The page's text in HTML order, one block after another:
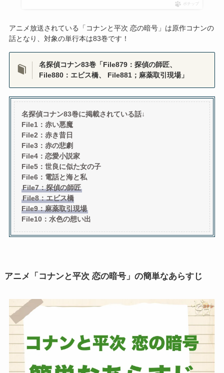
ポチップ
アニメ放送されている「コナンと平次 恋の暗号」は原作コナンの
話となり、対象の単行本は83巻です！
名探偵コナン83巻「File879：探偵の師匠、
File880：エビス橋、 File881；麻薬取引現場」
名探偵コナン83巻に掲載されている話↓
File1：赤い悪魔
File2：赤き昔日
File3：赤の悲劇
File4：恋愛小説家
File5：世良に似た女の子
File6：電話と海と私
File7：探偵の師匠
File8：エビス橋
File9：麻薬取引現場
File10：水色の想い出
アニメ「 コナンと平次 恋の暗号」の簡単なあらすじ